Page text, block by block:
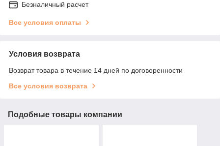
Безналичный расчет
Все условия оплаты
Условия возврата
Возврат товара в течение 14 дней по договоренности
Все условия возврата
Подобные товары компании